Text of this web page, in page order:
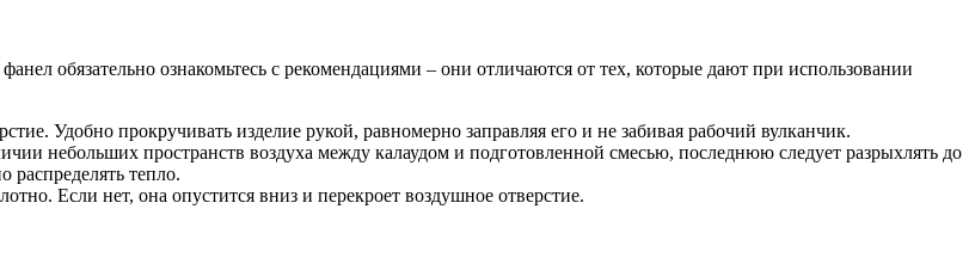
обязательно ознакомьтесь с рекомендациями – они отличаются от тех, которые дают при использовании
Удобно прокручивать изделие рукой, равномерно заправляя его и не забивая рабочий вулканчик.
небольших пространств воздуха между калаудом и подготовленной смесью, последнюю следует разрыхлять до
распределять тепло.
Если нет, она опустится вниз и перекроет воздушное отверстие.